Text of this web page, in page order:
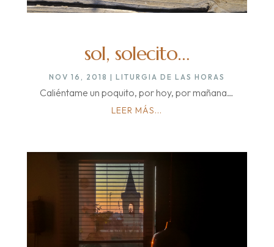
sol, solecito…
NOV 16, 2018 | LITURGIA DE LAS HORAS
Caliéntame un poquito, por hoy, por mañana…
LEER MÁS...